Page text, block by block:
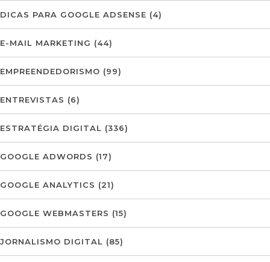
DICAS PARA GOOGLE ADSENSE (4)
E-MAIL MARKETING (44)
EMPREENDEDORISMO (99)
ENTREVISTAS (6)
ESTRATÉGIA DIGITAL (336)
GOOGLE ADWORDS (17)
GOOGLE ANALYTICS (21)
GOOGLE WEBMASTERS (15)
JORNALISMO DIGITAL (85)